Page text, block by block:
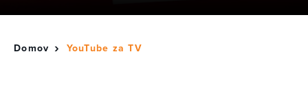
Domov YouTube za TV